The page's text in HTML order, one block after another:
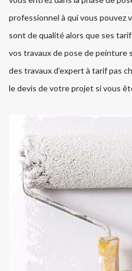
professionnel à qui vous pouvez
sont de qualité alors que ses
vos travaux de pose de peinture
des travaux d’expert à tarif pas
le devis de votre projet si vous